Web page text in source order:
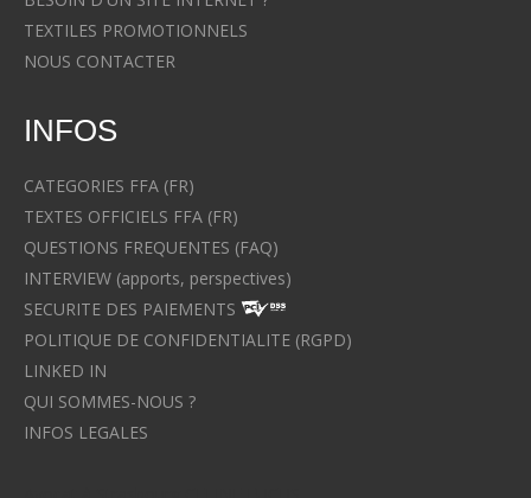
TEXTILES PROMOTIONNELS
NOUS CONTACTER
INFOS
CATEGORIES FFA (FR)
TEXTES OFFICIELS FFA (FR)
QUESTIONS FREQUENTES (FAQ)
INTERVIEW (apports, perspectives)
SECURITE DES PAIEMENTS
POLITIQUE DE CONFIDENTIALITE (RGPD)
LINKED IN
QUI SOMMES-NOUS ?
INFOS LEGALES